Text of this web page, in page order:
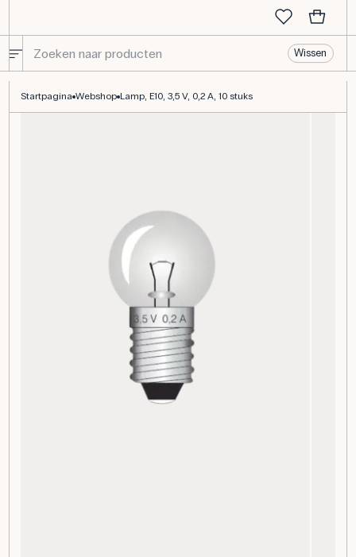
Wissen
Startpagina Webshop Lamp, E10, 3,5 V, 0,2 A, 10 stuks